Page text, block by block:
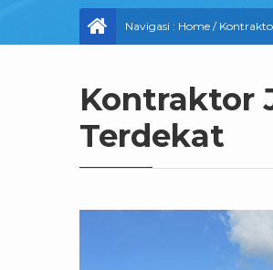
Navigasi : Home /
Kontraktor
Terdekat